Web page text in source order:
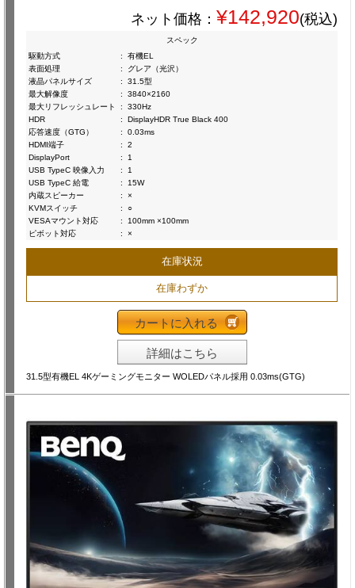
ネット価格： ¥142,920(税込)
スペック
駆動方式
:
有機EL
表面処理
:
グレア（光沢）
液晶パネルサイズ
:
31.5型
最大解像度
:
3840×2160
最大リフレッシュレート
:
330Hz
HDR
:
DisplayHDR True Black 400
応答速度（GTG）
:
0.03ms
HDMI端子
:
2
DisplayPort
:
1
USB TypeC 映像入力
:
1
USB TypeC 給電
:
15W
内蔵スピーカー
:
×
KVMスイッチ
:
○
VESAマウント対応
:
100mm ×100mm
ピボット対応
: ×
在庫状況
在庫わずか
カートに入れる
詳細はこちら
31.5型有機EL 4Kゲーミングモニター WOLEDパネル採用 0.03ms(GTG)